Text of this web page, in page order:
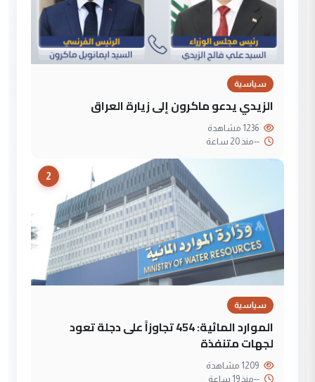
سياسية
الزيدي يدعو ماكرون إلى زيارة العراق
--منذ 20 ساعة
2
سياسية
الموارد المائية: 454 تجاوزاً على دجلة تعود
لجهات متنفذة
--منذ 19 ساعة